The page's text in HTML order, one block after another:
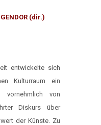
(dir.)
entwickelte sich
Kulturraum ein
vornehmlich von
Diskurs über
der Künste. Zu